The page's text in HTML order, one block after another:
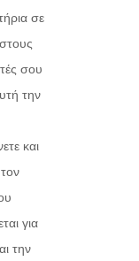
σε
σου
την
και
για
την